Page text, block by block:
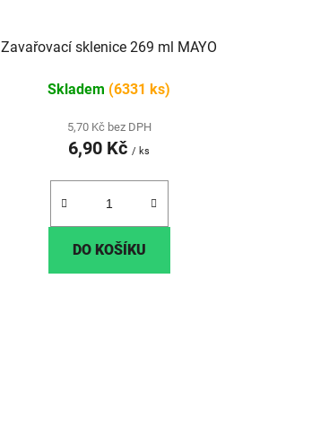
Zavařovací sklenice 269 ml MAYO
Skladem (6331 ks)
5,70 Kč bez DPH
6,90 Kč/ ks
DO KOŠÍKU